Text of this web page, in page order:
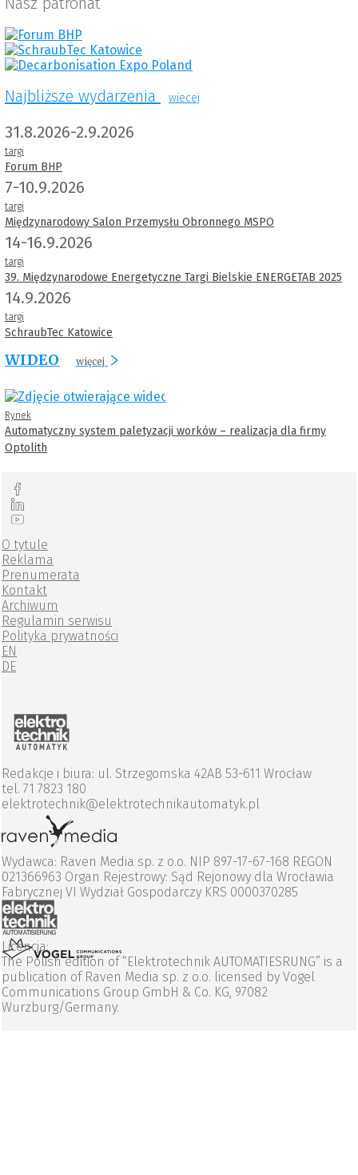
Najbliższe wydarzenia wiecej
31.8.2026-2.9.2026
targi
Forum BHP
7-10.9.2026
targi
Międzynarodowy Salon Przemysłu Obronnego MSPO
14-16.9.2026
targi
39. Międzynarodowe Energetyczne Targi Bielskie ENERGETAB 2025
14.9.2026
targi
SchraubTec Katowice
WIDEO więcej
Rynek
Automatyczny system paletyzacji worków – realizacja dla firmy
Optolith
O tytule
Reklama
Prenumerata
Kontakt
Archiwum
Regulamin serwisu
Polityka prywatności
EN
DE
Redakcje i biura: ul. Strzegomska 42AB 53-611 Wrocław
tel. 71 7823 180
elektrotechnik@elektrotechnikautomatyk.pl
Wydawca: Raven Media sp. z o.o. NIP 897-17-67-168 REGON
021366963 Organ Rejestrowy: Sąd Rejonowy dla Wrocławia
Fabrycznej VI Wydział Gospodarczy KRS 0000370285
Licencja:
The Polish edition of “Elektrotechnik AUTOMATIESRUNG” is a
publication of Raven Media sp. z o.o. licensed by Vogel
Communications Group GmbH & Co. KG, 97082
Wurzburg/Germany.